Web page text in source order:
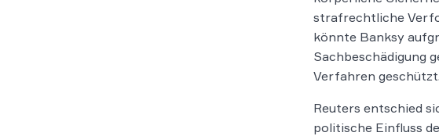
strafrechtliche
könnte Banksy
Sachbeschädigung
Verfahren geschützt.
Reuters entschied
politische Einfluss